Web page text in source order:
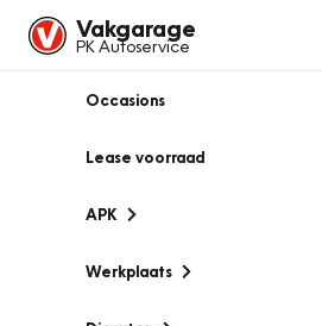
Vakgarage
PK Autoservice
Occasions
Lease voorraad
APK
Werkplaats